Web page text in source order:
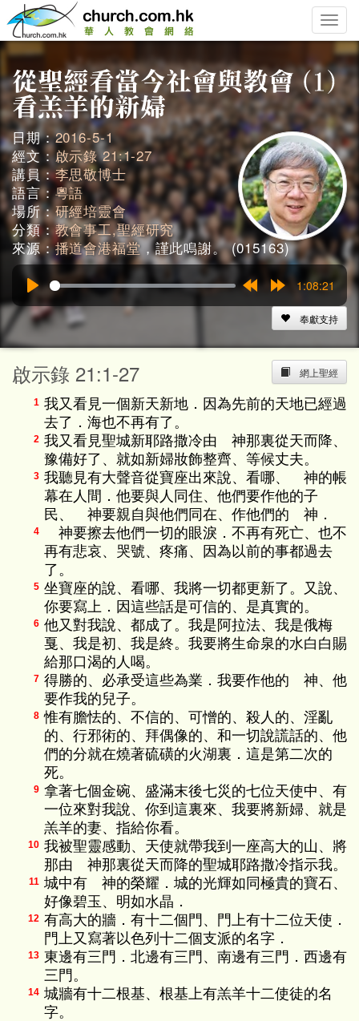
Toggle
日期：2016-5-1
經文： 啟示錄 21:1-27
講員：李思敬博士
語言：粵語
場所：研經培靈會
分類：教會事工,聖經研究
來源：播道會港福堂 ，謹此鳴謝。 (015163)
15s
1:08:21
奉獻支持
網上聖經
啟示錄 21:1-27
1 我又看見一個新天新地．因為先前的天地已經過
去了．海也不再有了。
2 我又看見聖城新耶路撒冷由 神那裏從天而降、
豫備好了、就如新婦妝飾整齊、等候丈夫。
3 我聽見有大聲音從寶座出來說、看哪、 神的帳
幕在人間．他要與人同住、他們要作他的子
民、 神要親自與他們同在、作他們的 神．
4
神要擦去他們一切的眼淚．不再有死亡、也不
再有悲哀、哭號、疼痛、因為以前的事都過去
了。
5 坐寶座的說、看哪、我將一切都更新了。又說、
你要寫上．因這些話是可信的、是真實的。
6 他又對我說、都成了。我是阿拉法、我是俄梅
戛、我是初、我是終。我要將生命泉的水白白賜
給那口渴的人喝。
7 得勝的、必承受這些為業．我要作他的 神、他
要作我的兒子。
8 惟有膽怯的、不信的、可憎的、殺人的、淫亂
的、行邪術的、拜偶像的、和一切說謊話的、他
們的分就在燒著硫磺的火湖裏．這是第二次的
死。
9 拿著七個金碗、盛滿末後七災的七位天使中、有
一位來對我說、你到這裏來、我要將新婦、就是
羔羊的妻、指給你看。
10 我被聖靈感動、天使就帶我到一座高大的山、將
那由 神那裏從天而降的聖城耶路撒冷指示我。
11 城中有 神的榮耀．城的光輝如同極貴的寶石、
好像碧玉、明如水晶．
12 有高大的牆．有十二個門、門上有十二位天使．
門上又寫著以色列十二個支派的名字．
13 東邊有三門．北邊有三門、南邊有三門．西邊有
三門。
14 城牆有十二根基、根基上有羔羊十二使徒的名
字。